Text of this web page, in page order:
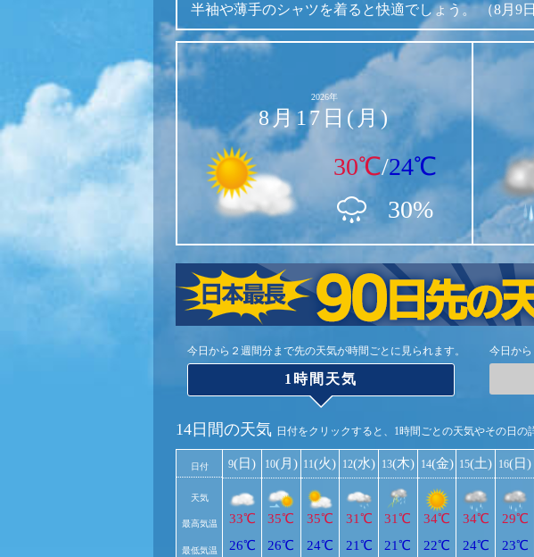
半袖や薄手のシャツを着ると快適でしょう。（8月9
2026年
8月17日(月)
30℃/24℃
30%
今日から２週間分まで先の天気が時間ごとに見られます。
1時間天気
今日から
14日間の天気 日付をクリックすると、1時間ごとの天気やその日の
日付
天気
最高気温
最低気温
9(日)
33℃
26℃
10(月)
35℃
26℃
11(火)
35℃
24℃
12(水)
31℃
21℃
13(木)
31℃
21℃
14(金)
34℃
22℃
15(土)
34℃
24℃
16(日)
29℃
23℃